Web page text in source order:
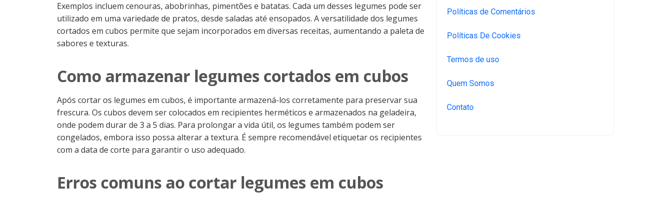
Exemplos incluem cenouras, abobrinhas, pimentões e batatas. Cada um desses legumes pode ser
utilizado em uma variedade de pratos, desde saladas até ensopados. A versatilidade dos legumes
cortados em cubos permite que sejam incorporados em diversas receitas, aumentando a paleta de
sabores e texturas.
Como armazenar legumes cortados em cubos
Após cortar os legumes em cubos, é importante armazená-los corretamente para preservar sua
frescura. Os cubos devem ser colocados em recipientes herméticos e armazenados na geladeira,
onde podem durar de 3 a 5 dias. Para prolongar a vida útil, os legumes também podem ser
congelados, embora isso possa alterar a textura. É sempre recomendável etiquetar os recipientes
com a data de corte para garantir o uso adequado.
Erros comuns ao cortar legumes em cubos
Políticas de Comentários
Políticas De Cookies
Termos de uso
Quem Somos
Contato